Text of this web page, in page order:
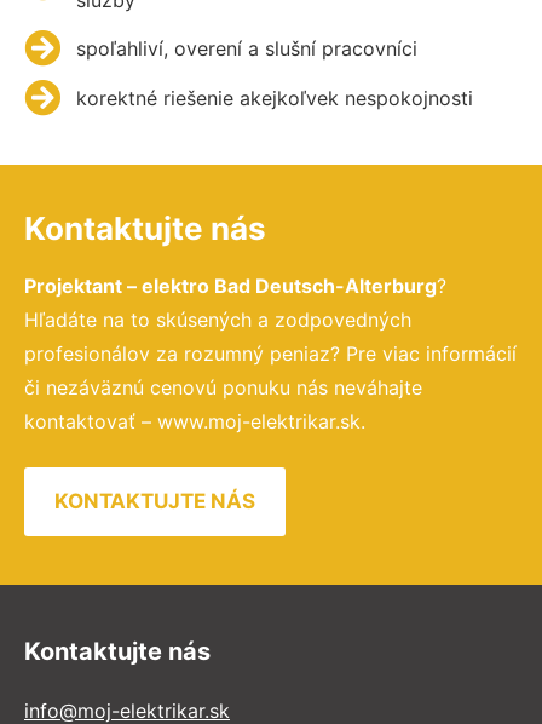
spoľahliví, overení a slušní pracovníci
korektné riešenie akejkoľvek nespokojnosti
Kontaktujte nás
Projektant – elektro Bad Deutsch-Alterburg?
Hľadáte na to skúsených a zodpovedných
profesionálov za rozumný peniaz? Pre viac informácií
či nezáväznú cenovú ponuku nás neváhajte
kontaktovať – www.moj-elektrikar.sk.
KONTAKTUJTE NÁS
Kontaktujte nás
info@moj-elektrikar.sk